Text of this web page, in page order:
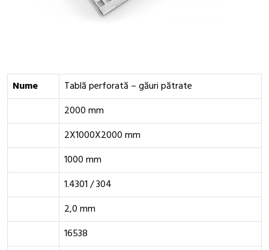
Nume
Tablă perforată – găuri pătrate
2000 mm
2X1000X2000 mm
1000 mm
1.4301 / 304
2,0 mm
16538